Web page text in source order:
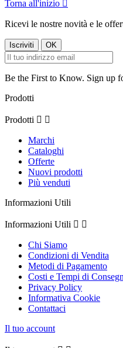
Torna all'inizio 
Ricevi le nostre novità e le
Be the First to Know. Sign up
Prodotti
Prodotti  
Marchi
Cataloghi
Offerte
Nuovi prodotti
Più venduti
Informazioni Utili
Informazioni Utili  
Chi Siamo
Condizioni di Vendita
Metodi di Pagamento
Costi e Tempi di
Privacy Policy
Informativa Cookie
Contattaci
Il tuo account